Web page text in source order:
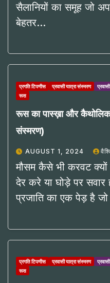
सैलानियों का समूह जो
बेहतर…
प्रगति टिपणीस प्रवासी यात्रा संस्मरण
रूस
रूस का पास्ख़ा और
संस्मरण)
AUGUST 1, 2024
मौसम कैसे भी करवट क्यों
देर करे या घोड़े पर
प्रजाति का एक पेड़ है
प्रगति टिपणीस प्रवासी यात्रा संस्मरण
रूस